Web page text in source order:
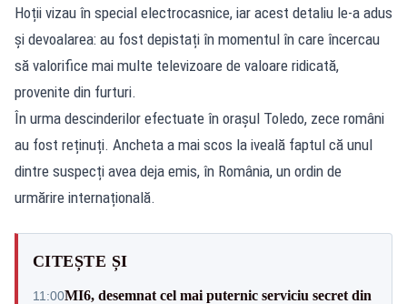
Hoții vizau în special electrocasnice, iar acest detaliu le-a adus
și devoalarea: au fost depistați în momentul în care încercau
să valorifice mai multe televizoare de valoare ridicată,
provenite din furturi.
În urma descinderilor efectuate în orașul Toledo, zece români
au fost reținuți. Ancheta a mai scos la iveală faptul că unul
dintre suspecți avea deja emis, în România, un ordin de
urmărire internațională.
CITEȘTE ȘI
11:00MI6, desemnat cel mai puternic serviciu secret din